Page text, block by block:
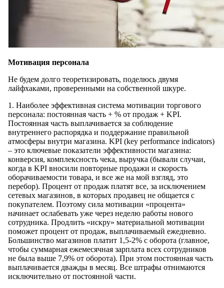
Мотивация персонала
Не будем долго теоретизировать, поделюсь двумя
лайфхаками, проверенными на собственной шкуре.
1. Наиболее эффективная система мотивации торгового
персонала: постоянная часть + % от продаж + KPI.
Постоянная часть выплачивается за соблюдение
внутреннего распорядка и поддержание правильной
атмосферы внутри магазина. KPI (key performance indicators)
– это ключевые показатели эффективности магазина:
конверсия, комплексность чека, выручка (бывали случаи,
когда в KPI вносили повторные продажи и скорость
оборачиваемости товара, и все же на мой взгляд, это
перебор). Процент от продаж платят все, за исключением
сетевых магазинов, в которых продавец не общается с
покупателем. Поэтому сила мотивации «процента»
начинает ослабевать уже через неделю работы нового
сотрудника. Продлить «искру» материальной мотивации
поможет процент от продаж, выплачиваемый ежедневно.
Большинство магазинов платит 1,5-2% с оборота (главное,
чтобы суммарная ежемесячная зарплата всех сотрудников
не была выше 7,9% от оборота). При этом постоянная часть
выплачивается дважды в месяц. Все штрафы отнимаются
исключительно от постоянной части.